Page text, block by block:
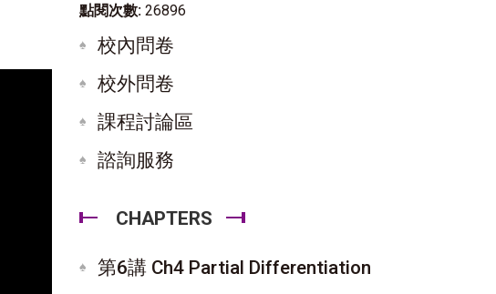
點閱次數: 26896
校內問卷
校外問卷
課程討論區
諮詢服務
CHAPTERS
第6講 Ch4 Partial Differentiation